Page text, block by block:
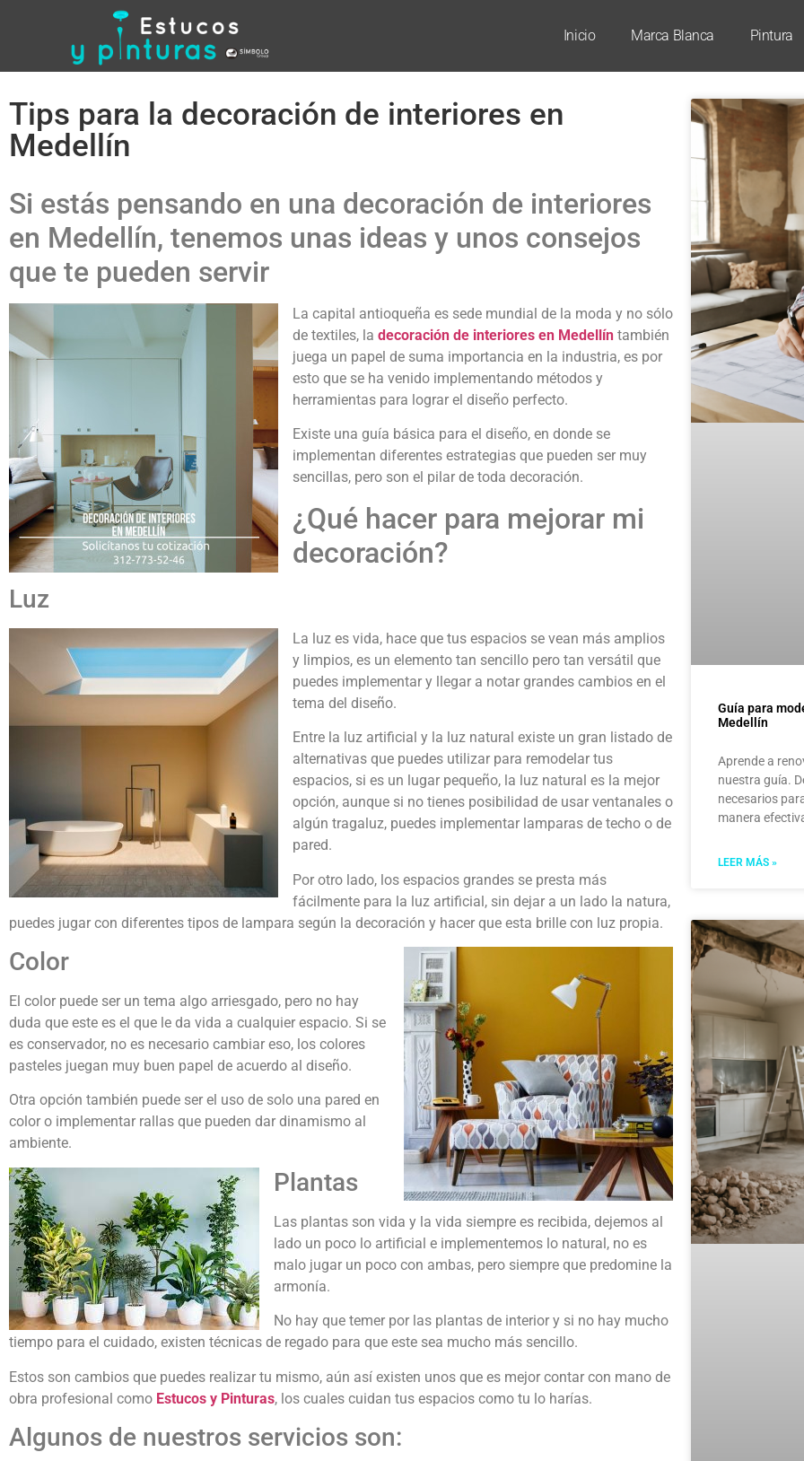
Inicio Marca Blanca Pintura
Tips para la decoración de interiores en
Medellín
Si estás pensando en una decoración de interiores
en Medellín, tenemos unas ideas y unos consejos
que te pueden servir
La capital antioqueña es sede mundial de la moda y no sólo
de textiles, la decoración de interiores en Medellín también
juega un papel de suma importancia en la industria, es por
esto que se ha venido implementando métodos y
herramientas para lograr el diseño perfecto.
Existe una guía básica para el diseño, en donde se
implementan diferentes estrategias que pueden ser muy
sencillas, pero son el pilar de toda decoración.
¿Qué hacer para mejorar mi
decoración?
Luz
La luz es vida, hace que tus espacios se vean más amplios
y limpios, es un elemento tan sencillo pero tan versátil que
puedes implementar y llegar a notar grandes cambios en el
tema del diseño.
Entre la luz artificial y la luz natural existe un gran listado de
alternativas que puedes utilizar para remodelar tus
espacios, si es un lugar pequeño, la luz natural es la mejor
opción, aunque si no tienes posibilidad de usar ventanales o
algún tragaluz, puedes implementar lamparas de techo o de
pared.
Por otro lado, los espacios grandes se presta más
fácilmente para la luz artificial, sin dejar a un lado la natura,
puedes jugar con diferentes tipos de lampara según la decoración y hacer que esta brille con luz propia.
Color
El color puede ser un tema algo arriesgado, pero no hay
duda que este es el que le da vida a cualquier espacio. Si se
es conservador, no es necesario cambiar eso, los colores
pasteles juegan muy buen papel de acuerdo al diseño.
Otra opción también puede ser el uso de solo una pared en
color o implementar rallas que pueden dar dinamismo al
ambiente.
Plantas
Las plantas son vida y la vida siempre es recibida, dejemos al
lado un poco lo artificial e implementemos lo natural, no es
malo jugar un poco con ambas, pero siempre que predomine la
armonía.
No hay que temer por las plantas de interior y si no hay mucho
tiempo para el cuidado, existen técnicas de regado para que este sea mucho más sencillo.
Estos son cambios que puedes realizar tu mismo, aún así existen unos que es mejor contar con mano de
obra profesional como Estucos y Pinturas, los cuales cuidan tus espacios como tu lo harías.
Algunos de nuestros servicios son:
Guía para
Medellín
Aprende a
nuestra guía.
necesarios
manera
LEER MÁS »